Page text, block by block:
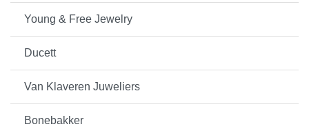
Young & Free Jewelry
Ducett
Van Klaveren Juweliers
Bonebakker